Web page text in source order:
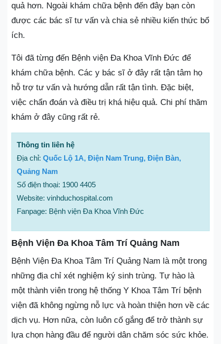
quả hơn. Ngoài khám chữa bệnh đến đây bạn còn
được các bác sĩ tư vấn và chia sẻ nhiều kiến thức bổ
ích.
Tôi đã từng đến Bệnh viện Đa Khoa Vĩnh Đức để
khám chữa bệnh. Các y bác sĩ ở đây rất tận tâm họ
hỗ trợ tư vấn và hướng dẫn rất tận tình. Đặc biệt,
việc chẩn đoán và điều trị khá hiệu quả. Chi phí thăm
khám ở đây cũng rất rẻ.
Thông tin liên hệ
Địa chỉ: Quốc Lộ 1A, Điện Nam Trung, Điện Bàn,
Quảng Nam
Số điện thoại: 1900 4405
Website: vinhduchospital.com
Fanpage: Bệnh viện Đa Khoa Vĩnh Đức
Bệnh Viện Đa Khoa Tâm Trí Quảng Nam
Bệnh Viện Đa Khoa Tâm Trí Quảng Nam là một trong
những địa chỉ xét nghiệm ký sinh trùng. Tự hào là
một thành viên trong hệ thống Y Khoa Tâm Trí bệnh
viện đã không ngừng nỗ lực và hoàn thiện hơn về các
dịch vụ. Hơn nữa, còn luôn cố gắng để trở thành sự
lựa chọn hàng đầu để người dân chăm sóc sức khỏe.